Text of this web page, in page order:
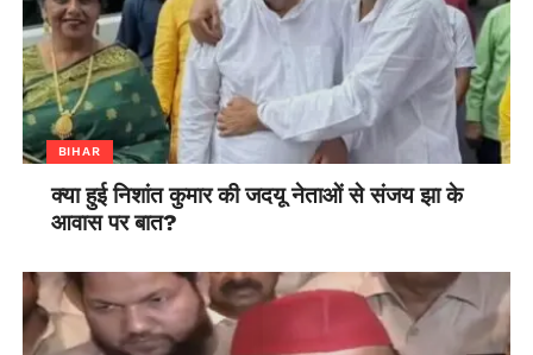
BIHAR
क्या हुई निशांत कुमार की जदयू नेताओं से संजय झा के
आवास पर बात?